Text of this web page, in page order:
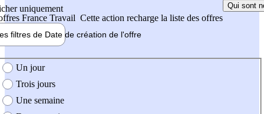
uniquement
France Travail Cette action recharge la liste des offres
Qui sont
filtres de Date de création de l'offre
création de l'offre
Un jour
Trois jours
Une semaine